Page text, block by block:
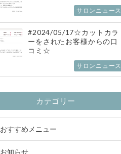
サロンニュース
#2024/05/17☆カットカラ
ーをされたお客様からの口
コミ☆
サロンニュース
カテゴリー
おすすめメニュー
お知らせ